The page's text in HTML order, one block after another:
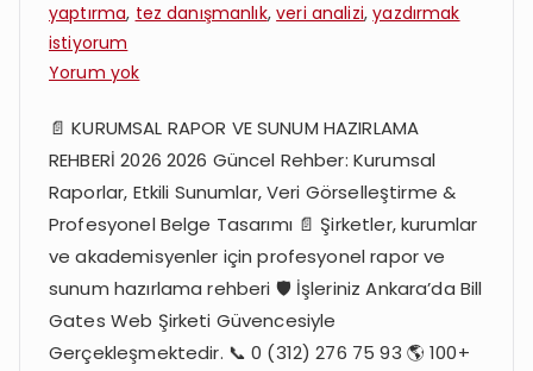
yaptırma, tez danışmanlık,veri analizi,yazdırmak
istiyorum
Yorum yokKurumsal
ve
Sunumlarınızı
Profesyonelce
Yazdırın
📄 KURUMSAL RAPOR VE SUNUM HAZIRLAMA
REHBERİ 2026 2026 Güncel Rehber: Kurumsal
Raporlar, Etkili Sunumlar, Veri Görselleştirme &
Profesyonel Belge Tasarımı 📄 Şirketler, kurumlar
ve akademisyenler için profesyonel rapor ve
sunum hazırlama rehberi 🛡️ İşleriniz Ankara’da Bill
Gates Web Şirketi Güvencesiyle
Gerçekleşmektedir. 📞 0 (312) 276 75 93 🌎 100+